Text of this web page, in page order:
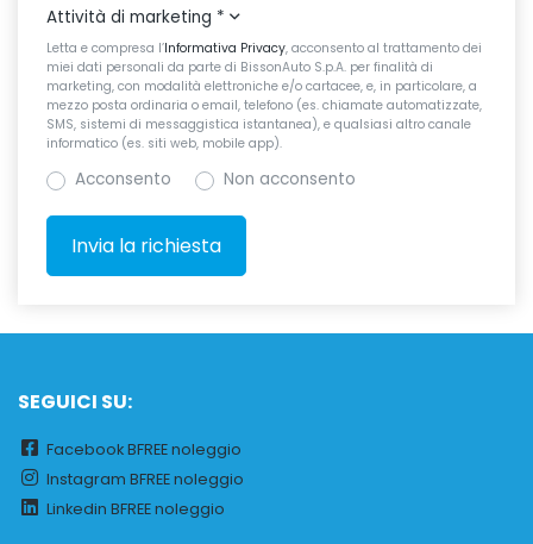
Attività di marketing *
Letta e compresa l’Informativa Privacy, acconsento al trattamento dei
miei dati personali da parte di BissonAuto S.p.A. per finalità di
marketing, con modalità elettroniche e/o cartacee, e, in particolare, a
mezzo posta ordinaria o email, telefono (es. chiamate automatizzate,
SMS, sistemi di messaggistica istantanea), e qualsiasi altro canale
informatico (es. siti web, mobile app).
Acconsento Non acconsento
SEGUICI SU:
Facebook BFREE noleggio
Instagram BFREE noleggio
Linkedin BFREE noleggio